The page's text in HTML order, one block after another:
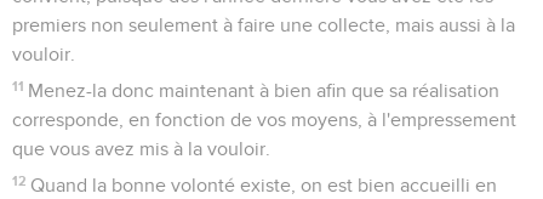
premiers non seulement à faire une collecte, mais aussi à la
vouloir.
11 Menez-la donc maintenant à bien afin que sa réalisation
corresponde, en fonction de vos moyens, à l'empressement
que vous avez mis à la vouloir.
12 Quand la bonne volonté existe, on est bien accueilli en